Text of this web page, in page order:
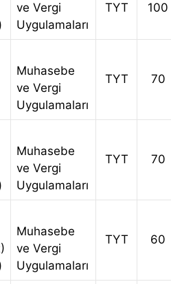
ve Vergi
Uygulamaları
TYT 100
Muhasebe
ve Vergi
Uygulamaları
TYT 70
Muhasebe
ve Vergi
Uygulamaları
TYT 70
Muhasebe
ve Vergi
Uygulamaları
TYT 60